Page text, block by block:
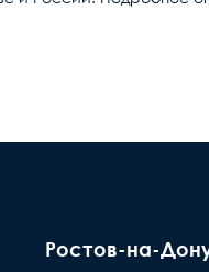
Ростов-на-